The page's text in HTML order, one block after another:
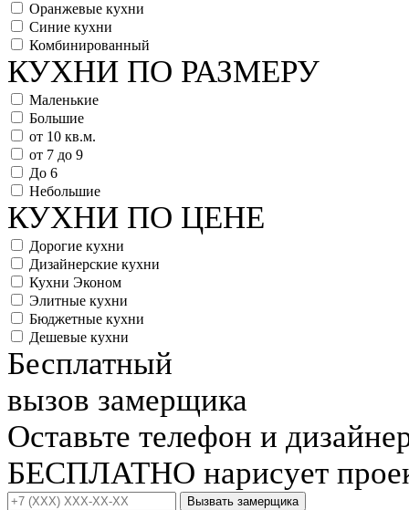
Оранжевые кухни
Синие кухни
Комбинированный
КУХНИ ПО РАЗМЕРУ
Маленькие
Большие
от 10 кв.м.
от 7 до 9
До 6
Небольшие
КУХНИ ПО ЦЕНЕ
Дорогие кухни
Дизайнерские кухни
Кухни Эконом
Элитные кухни
Бюджетные кухни
Дешевые кухни
Бесплатный
вызов замерщика
Оставьте телефон и
БЕСПЛАТНО нарисует
Вызвать замерщика